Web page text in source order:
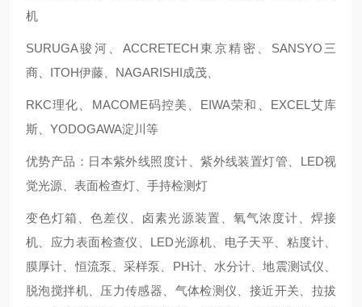
机
SURUGA骏河、ACCRETECH東京精密、SANSYO三
商、ITOH伊藤、NAGARISHI成茂、
RKC理化、MACOME码控美、EIWA荣和、EXCEL艾库
斯、YODOGAWA淀川等
优势产品：日本紫外线照度计、紫外线装置灯管、LED视
觉光源、表面检查灯、手持检测灯
变色灯箱、色差仪、卤素光源装置、氧气浓度计、焊接
机、应力表面检查仪、LED光源机、电子天平、粘度计、
膜厚计、恒流泵、采样泵、PH计、水分计、地震测试仪、
脱泡搅拌机、压力传感器、气体检测仪、接近开关、拉拔